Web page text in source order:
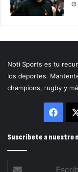
Noti Sports es tu
los deportes.
champions, rugby y
Suscríbete a nuestro